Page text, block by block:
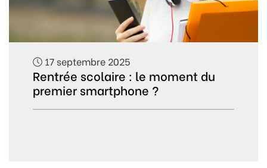
17 septembre 2025
Rentrée scolaire : le moment du
premier smartphone ?